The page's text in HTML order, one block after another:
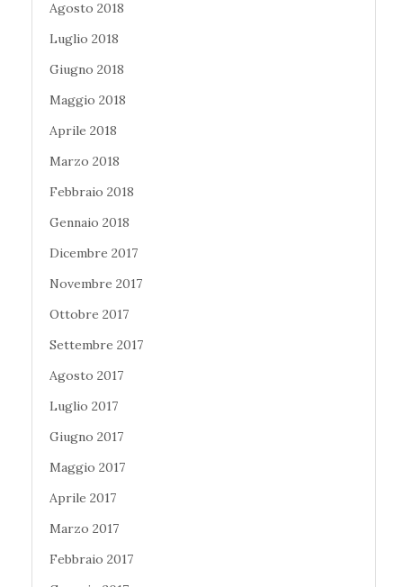
Agosto 2018
Luglio 2018
Giugno 2018
Maggio 2018
Aprile 2018
Marzo 2018
Febbraio 2018
Gennaio 2018
Dicembre 2017
Novembre 2017
Ottobre 2017
Settembre 2017
Agosto 2017
Luglio 2017
Giugno 2017
Maggio 2017
Aprile 2017
Marzo 2017
Febbraio 2017